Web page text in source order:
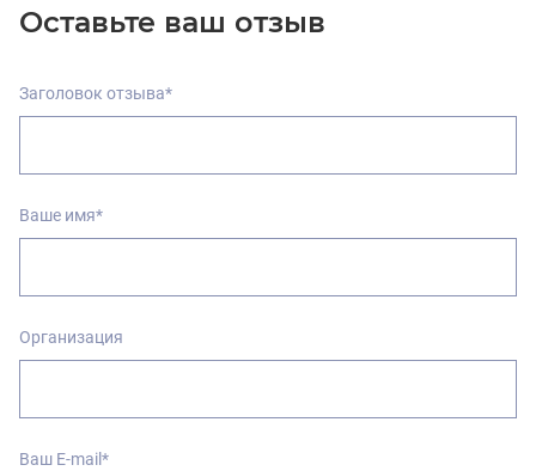
Оставьте ваш отзыв
Заголовок отзыва*
Ваше имя*
Организация
Ваш E-mail*